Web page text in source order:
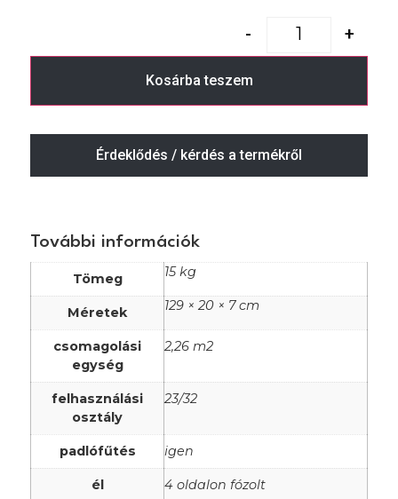
- +
Kosárba teszem
Érdeklődés / kérdés a termékről
További információk
Tömeg 15 kg
Méretek 129 × 20 × 7 cm
csomagolási
egység
2,26 m2
felhasználási
osztály
23/32
padlófűtés igen
él 4 oldalon fózolt